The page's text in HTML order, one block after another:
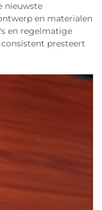
nieuwste
en materialen
en regelmatige
presteert